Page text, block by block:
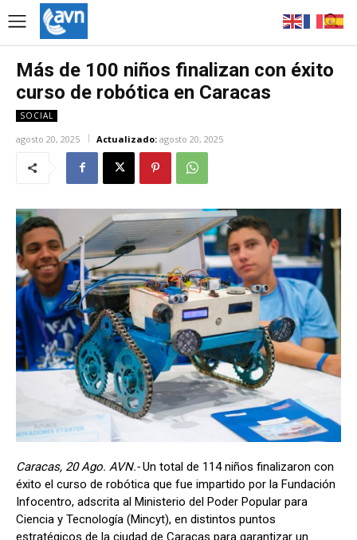
Más de 100 niños finalizan con éxito
curso de robótica en Caracas
SOCIAL
agosto 20, 2025 Actualizado: agosto 20, 2025
Caracas, 20 Ago. AVN.-Un total de 114 niños finalizaron con
éxito el curso de robótica que fue impartido por la Fundación
Infocentro, adscrita al Ministerio del Poder Popular para
Ciencia y Tecnología (Mincyt), en distintos puntos
estratégicos de la ciudad de Caracas para garantizar un